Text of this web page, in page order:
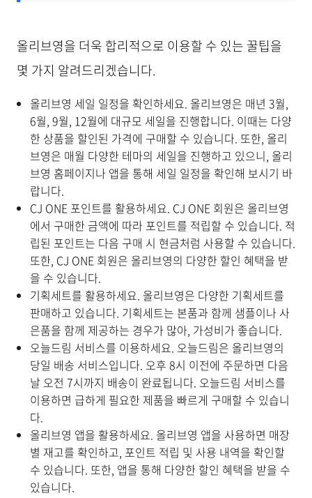
올리브영을 더욱 합리적으로 이용할 수 있는 꿀팁을
몇 가지 알려드리겠습니다.
올리브영 세일 일정을 확인하세요. 올리브영은 매년 3월,
6월, 9월, 12월에 대규모 세일을 진행합니다. 이때는 다양
한 상품을 할인된 가격에 구매할 수 있습니다. 또한, 올리
브영은 매월 다양한 테마의 세일을 진행하고 있으니, 올리
브영 홈페이지나 앱을 통해 세일 일정을 확인해 보시기 바
랍니다.
CJ ONE 포인트를 활용하세요. CJ ONE 회원은 올리브영
에서 구매한 금액에 따라 포인트를 적립할 수 있습니다. 적
립된 포인트는 다음 구매 시 현금처럼 사용할 수 있습니다.
또한, CJ ONE 회원은 올리브영의 다양한 할인 혜택을 받
을 수 있습니다.
기획세트를 활용하세요. 올리브영은 다양한 기획세트를
판매하고 있습니다. 기획세트는 본품과 함께 샘플이나 사
은품을 함께 제공하는 경우가 많아, 가성비가 좋습니다.
오늘드림 서비스를 이용하세요. 오늘드림은 올리브영의
당일 배송 서비스입니다. 오후 8시 이전에 주문하면 다음
날 오전 7시까지 배송이 완료됩니다. 오늘드림 서비스를
이용하면 급하게 필요한 제품을 빠르게 구매할 수 있습니
다.
올리브영 앱을 활용하세요. 올리브영 앱을 사용하면 매장
별 재고를 확인하고, 포인트 적립 및 사용 내역을 확인할
수 있습니다. 또한, 앱을 통해 다양한 할인 혜택을 받을 수
있습니다.